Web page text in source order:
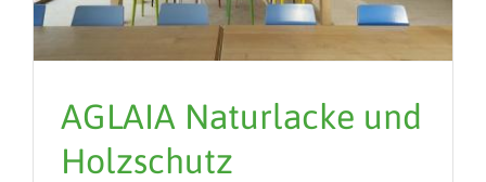
AGLAIA Naturlacke und
Holzschutz